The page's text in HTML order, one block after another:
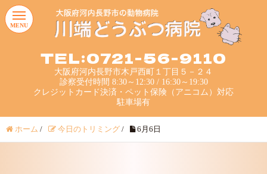
TEL:0721-56-9110
大阪府河内長野市木戸西町１丁目５－２４
診察受付時間 8:30～12:30 / 16:30～19:30
クレジットカード決済・ペット保険（アニコム）対応
駐車場有
MENU
ホーム / 今日のトリミング / 6月6日